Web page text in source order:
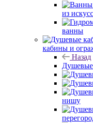
из
ванны
кабины и
Назад
нишу